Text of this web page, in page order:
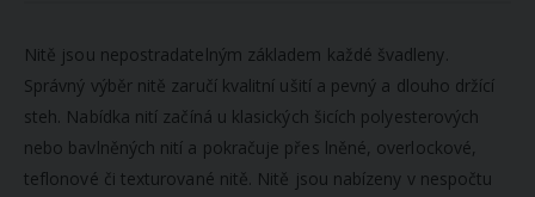
Nitě jsou nepostradatelným základem každé švadleny.
Správný výběr nitě zaručí kvalitní ušití a pevný a dlouho držící
steh. Nabídka nití začíná u klasických šicích polyesterových
nebo bavlněných nití a pokračuje přes lněné, overlockové,
teflonové či texturované nitě. Nitě jsou nabízeny v nespočtu